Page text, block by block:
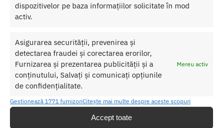
dispozitivelor pe baza informațiilor solicitate în mod
activ.
Asigurarea securității, prevenirea și
detectarea fraudei și corectarea erorilor,
Furnizarea și prezentarea publicității și a
conținutului, Salvați și comunicați opțiunile
de confidențialitate.
Mereu activ
Gestionează 1771 furnizoriCitește mai multe despre aceste scopuri
Accept toate
6970260904100
Temperatura
Produse similare